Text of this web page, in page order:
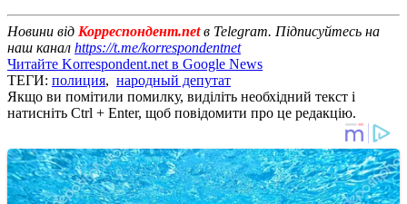
Новини від Корреспондент.netв Telegram. Підписуйтесь на
наш канал https://t.me/korrespondentnet
Читайте Korrespondent.net в Google News
ТЕГИ: полиция, народный депутат
Якщо ви помітили помилку, виділіть необхідний текст і
натисніть Ctrl + Enter, щоб повідомити про це редакцію.